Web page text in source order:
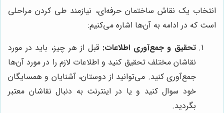
انتخاب یک نقاش ساختمان حرفه‌ای، نیازمند طی کردن مراحلی
است که در ادامه به آن‌ها اشاره می‌کنیم:
تحقیق و جمع‌آوری اطلاعات: قبل از هر چیز، باید در مورد
نقاشان مختلف تحقیق کنید و اطلاعات لازم را در مورد آن‌ها
جمع‌آوری کنید. می‌توانید از دوستان، آشنایان و همسایگان
خود سوال کنید و یا در اینترنت به دنبال نقاشان معتبر
بگردید.